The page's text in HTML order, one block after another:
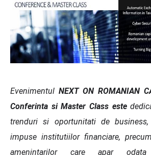
Evenimentul NEXT ON ROMANIAN
Conferinta si Master Class este
trenduri si oportunitati de business,
impuse institutiilor financiare,
amenintarilor care apar